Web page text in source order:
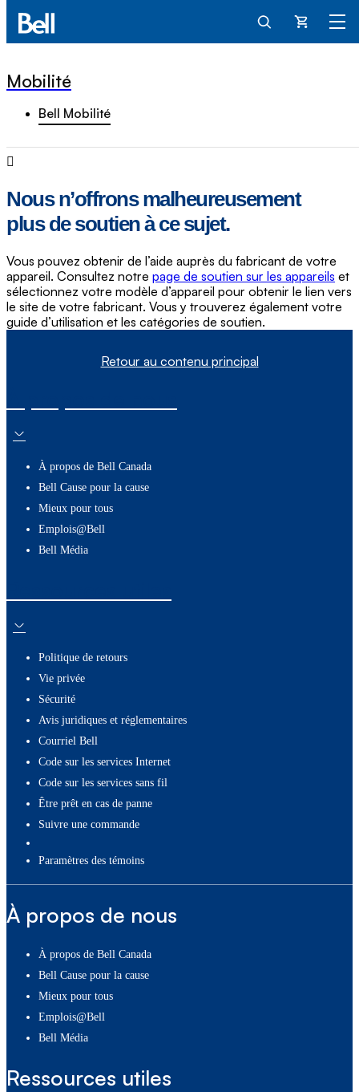
Panier
Mobilité
Bell Mobilité
Nous n’offrons malheureusement
plus de soutien à ce sujet.
Vous pouvez obtenir de l’aide auprès du fabricant de votre
appareil. Consultez notre page de soutien sur les appareils et
sélectionnez votre modèle d’appareil pour obtenir le lien vers
le site de votre fabricant. Vous y trouverez également votre
guide d’utilisation et les catégories de soutien.
Retour au contenu principal
À propos de Bell Canada
Bell Cause pour la cause
Mieux pour tous
Emplois@Bell
Bell Média
Politique de retours
Vie privée
Sécurité
Avis juridiques et réglementaires
Courriel Bell
Code sur les services Internet
Code sur les services sans fil
Être prêt en cas de panne
Suivre une commande
paramètres des témoins
À propos de nous
À propos de Bell Canada
Bell Cause pour la cause
Mieux pour tous
Emplois@Bell
Bell Média
Ressources utiles